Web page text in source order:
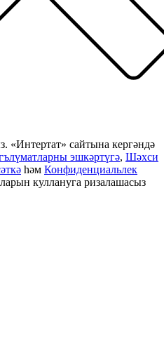
«Интертат» сайтына кергәндә
эшкәртүгә, Шәхси
һәм Конфиденциальлек
куллануга ризалашасыз